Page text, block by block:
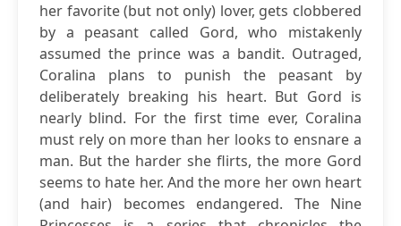
her favorite (but not only) lover, gets clobbered
by a peasant called Gord, who mistakenly
assumed the prince was a bandit. Outraged,
Coralina plans to punish the peasant by
deliberately breaking his heart. But Gord is
nearly blind. For the first time ever, Coralina
must rely on more than her looks to ensnare a
man. But the harder she flirts, the more Gord
seems to hate her. And the more her own heart
(and hair) becomes endangered. The Nine